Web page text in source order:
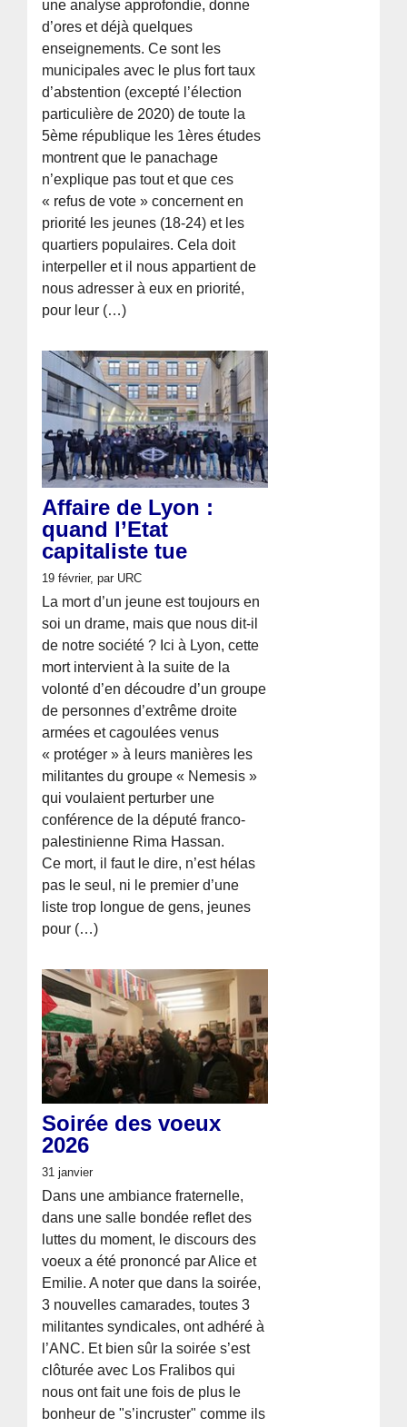
une analyse approfondie, donne
d’ores et déjà quelques
enseignements. Ce sont les
municipales avec le plus fort taux
d’abstention (excepté l’élection
particulière de 2020) de toute la
5ème république les 1ères études
montrent que le panachage
n’explique pas tout et que ces
« refus de vote » concernent en
priorité les jeunes (18-24) et les
quartiers populaires. Cela doit
interpeller et il nous appartient de
nous adresser à eux en priorité,
pour leur (…)
Affaire de Lyon :
quand l’Etat
capitaliste tue
19 février, par URC
La mort d’un jeune est toujours en
soi un drame, mais que nous dit-il
de notre société ? Ici à Lyon, cette
mort intervient à la suite de la
volonté d’en découdre d’un groupe
de personnes d’extrême droite
armées et cagoulées venus
« protéger » à leurs manières les
militantes du groupe « Nemesis »
qui voulaient perturber une
conférence de la député franco-
palestinienne Rima Hassan.
Ce mort, il faut le dire, n’est hélas
pas le seul, ni le premier d’une
liste trop longue de gens, jeunes
pour (…)
Soirée des voeux
2026
31 janvier
Dans une ambiance fraternelle,
dans une salle bondée reflet des
luttes du moment, le discours des
voeux a été prononcé par Alice et
Emilie. A noter que dans la soirée,
3 nouvelles camarades, toutes 3
militantes syndicales, ont adhéré à
l’ANC. Et bien sûr la soirée s’est
clôturée avec Los Fralibos qui
nous ont fait une fois de plus le
bonheur de "s’incruster" comme ils